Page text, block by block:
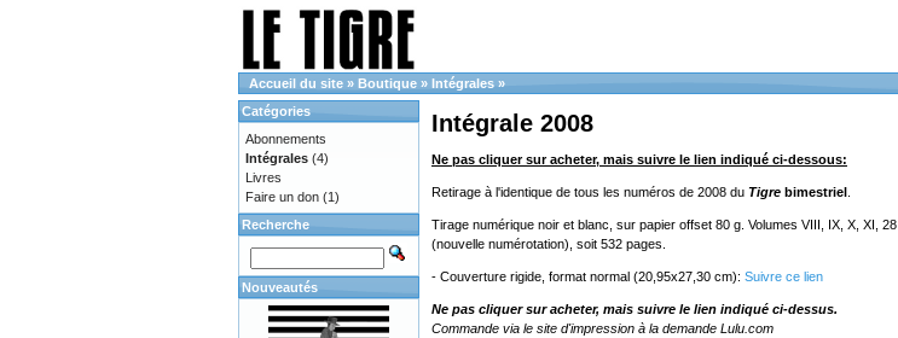
Accueil du site » Boutique » Intégrales »
Intégrale 2008
Ne pas cliquer sur acheter, mais suivre le lien indiqué ci-dessous:
Retirage à l'identique de tous les numéros de 2008 du Tigre bimestriel
Tirage numérique noir et blanc, sur papier offset 80 g. Volumes VIII, IX, X, XI, 28
(nouvelle numérotation), soit 532 pages.
- Couverture rigide, format normal (20,95x27,30 cm): Suivre ce lien
Ne pas cliquer sur acheter, mais suivre le lien indiqué ci-dessus.
Commande via le site d'impression à la demande Lulu.com
Catégories
Abonnements
Intégrales (4)
Livres
Faire un don (1)
Recherche
Nouveautés